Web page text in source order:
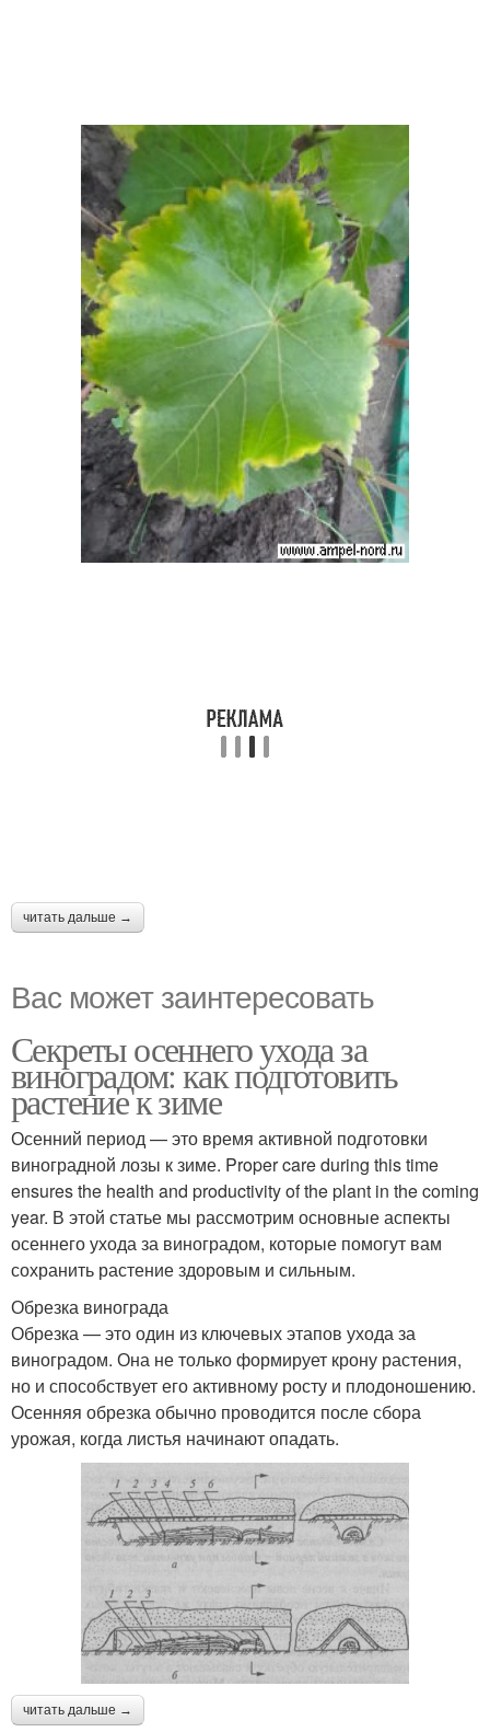
читать дальше →
Вас может заинтересовать
Секреты осеннего ухода за
виноградом: как подготовить
растение к зиме
Осенний период — это время активной подготовки
виноградной лозы к зиме. Proper care during this time
ensures the health and productivity of the plant in the coming
year. В этой статье мы рассмотрим основные аспекты
осеннего ухода за виноградом, которые помогут вам
сохранить растение здоровым и сильным.
Обрезка винограда
Обрезка — это один из ключевых этапов ухода за
виноградом. Она не только формирует крону растения,
но и способствует его активному росту и плодоношению.
Осенняя обрезка обычно проводится после сбора
урожая, когда листья начинают опадать.
читать дальше →